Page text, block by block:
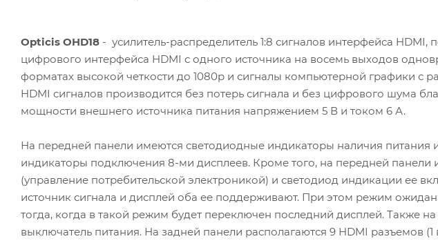
Opticis OHD18 - усилитель-распределитель 1:8 сигналов интерфейса HDMI,
цифрового интерфейса HDMI с одного источника на восемь выходов
форматах высокой четкости до 1080p и сигналы компьютерной графики с
HDMI сигналов производится без потерь сигнала и без цифрового шума
мощности внешнего источника питания напряжением 5 В и током 6 А.
На передней панели имеются светодиодные индикаторы наличия питания
индикаторы подключения 8-ми дисплеев. Кроме того, на передней
(управление потребительской электроникой) и светодиод индикации ее
источник сигнала и дисплей оба ее поддерживают. При этом режим
тогда, когда в такой режим будет переключен последний дисплей. Также
выключатель питания. На задней панели располагаются 9 HDMI разъемов